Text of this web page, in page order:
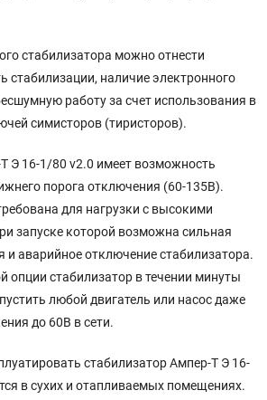
стабилизатора можно отнести
стабилизации, наличие электронного
работу за счет использования в
симисторов (тиристоров).
Э 16-1/80 v2.0 имеет возможность
порога отключения (60-135В).
для нагрузки с высокими
запуске которой возможна сильная
и аварийное отключение стабилизатора.
опции стабилизатор в течении минуты
любой двигатель или насос даже
до 60В в сети.
стабилизатор Ампер-Т Э 16-
в сухих и отапливаемых помещениях.